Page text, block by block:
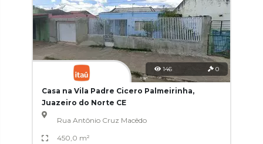
146 0
Casa na Vila Padre Cicero Palmeirinha,
Juazeiro do Norte CE
Rua Antônio Cruz Macêdo
450,0 m²